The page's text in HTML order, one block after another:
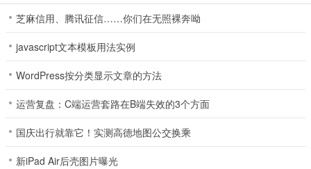
城防系统玩法攻略
可胜数，各方英雄厉兵秣马，枕戈待旦，大战一触即发。知己知彼，
百战不殆。主公们若能对攻城战事有所了解，必能在群雄争霸之中立
1、如何开启城防
当大殿升级到5级时，水镜先生会指引各位主公解锁城墙。解锁城墙
后，主公们可以通过升级城墙来加强城防，城墙达到一定等级后更可
芝麻信用、腾讯征信……你们在无照裸奔呦
javascript文本模板用法实例
WordPress按分类显示文章的方法
运营复盘：C端运营套路在B端失效的3个方面
国庆出行就靠它！实测高德地图公交换乘
新iPad Air后壳图片曝光